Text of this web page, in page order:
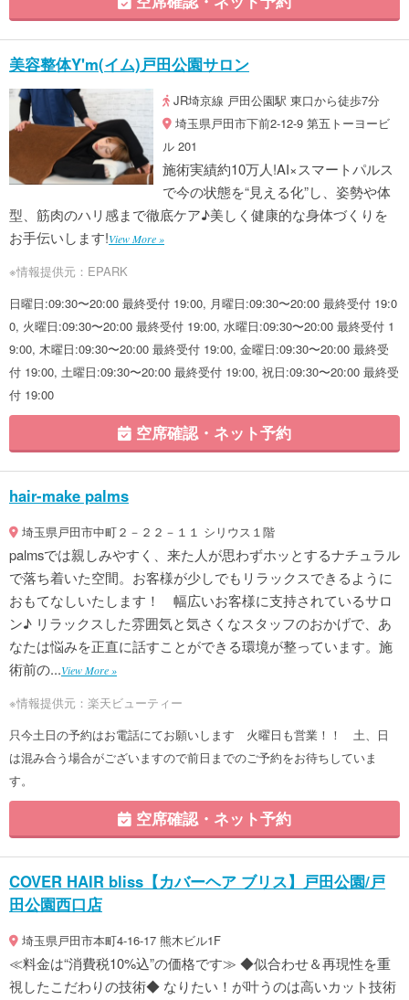
美容整体Y'm(イム)戸田公園サロン
JR埼京線 戸田公園駅 東口から徒歩7分
埼玉県戸田市下前2-12-9 第五トーヨービ
ル 201
施術実績約10万人!AI×スマートパルス
で今の状態を“見える化”し、姿勢や体
型、筋肉のハリ感まで徹底ケア♪美しく健康的な身体づくりを
お手伝いします!View More »
※情報提供元：EPARK
日曜日:09:30〜20:00 最終受付 19:00, 月曜日:09:30〜20:00 最終受付 19:0
0, 火曜日:09:30〜20:00 最終受付 19:00, 水曜日:09:30〜20:00 最終受付 1
9:00, 木曜日:09:30〜20:00 最終受付 19:00, 金曜日:09:30〜20:00 最終受
付 19:00, 土曜日:09:30〜20:00 最終受付 19:00, 祝日:09:30〜20:00 最終受
付 19:00
空席確認・ネット予約
hair-make palms
埼玉県戸田市中町２－２２－１１ シリウス１階
palmsでは親しみやすく、来た人が思わずホッとするナチュラル
で落ち着いた空間。お客様が少しでもリラックスできるように
おもてなしいたします！ 幅広いお客様に支持されているサロ
ン♪ リラックスした雰囲気と気さくなスタッフのおかげで、あ
なたは悩みを正直に話すことができる環境が整っています。施
術前の...View More »
※情報提供元：楽天ビューティー
只今土日の予約はお電話にてお願いします 火曜日も営業！！ 土、日
は混み合う場合がございますので前日までのご予約をお待ちしていま
す。
空席確認・ネット予約
COVER HAIR bliss【カバーヘア ブリス】戸田公園/戸
田公園西口店
埼玉県戸田市本町4-16-17 熊木ビル1F
≪料金は“消費税10%込”の価格です≫ ◆似合わせ＆再現性を重
視したこだわりの技術◆ なりたい！が叶うのは高いカット技術